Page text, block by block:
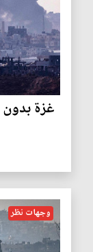
غزة
وجهات نظر